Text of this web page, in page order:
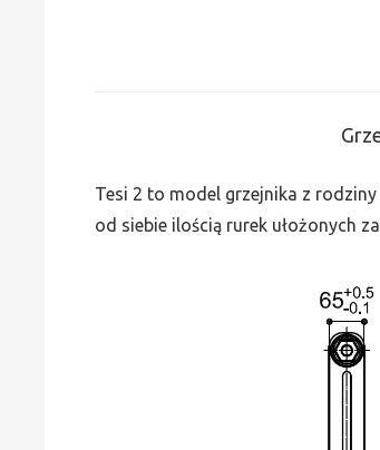
Tesi 2 to model grzejnika z
od siebie ilością rurek ułożonych